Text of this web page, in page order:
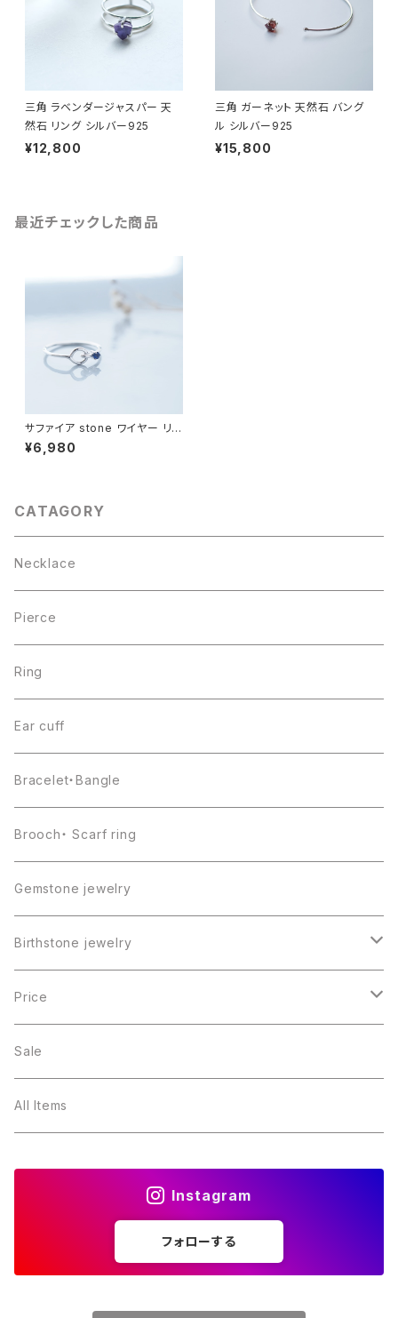
三角 ラベンダージャスパー 天
然石 リング シルバー925
¥12,800
三角 ガーネット 天然石 バング
ル シルバー925
¥15,800
最近チェックした商品
サファイア stone ワイヤー リン
グ シルバー925
¥6,980
CATAGORY
Necklace
Pierce
Ring
Ear cuff
Bracelet・Bangle
Brooch・ Scarf ring
Gemstone jewelry
Birthstone jewelry
１月・ガーネット
２月・アメジスト
３月・アクアマリン
Price
～5000円
～10000円
Sale
All Items
Instagram
フォローする